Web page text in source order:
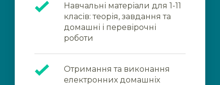
Навчальні матеріали для 1-11
класів: теорія, завдання та
домашні і перевірочні
роботи
Отримання та виконання
електронних домашніх